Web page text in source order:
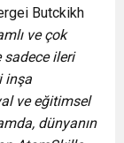
Butckikh
ve çok
sadece ileri
inşa
ve eğitimsel
dünyanın